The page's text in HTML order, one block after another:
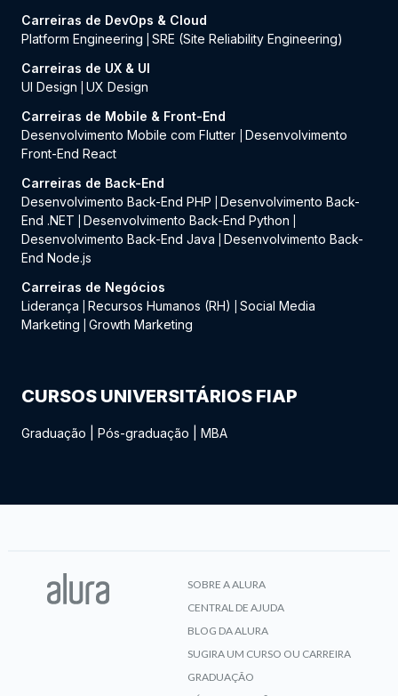
Carreiras de DevOps & Cloud
Platform Engineering
SRE (Site Reliability Engineering)
Carreiras de UX & UI
UI Design
UX Design
Carreiras de Mobile & Front-End
Desenvolvimento Mobile com Flutter
Desenvolvimento
Front-End React
Carreiras de Back-End
Desenvolvimento Back-End PHP
Desenvolvimento Back-
End .NET
Desenvolvimento Back-End Python
Desenvolvimento Back-End Java
Desenvolvimento Back-
End Node.js
Carreiras de Negócios
Liderança
Recursos Humanos (RH)
Social Media
Marketing
Growth Marketing
CURSOS UNIVERSITÁRIOS FIAP
Graduação Pós-graduação MBA
SOBRE A ALURA
CENTRAL DE AJUDA
BLOG DA ALURA
SUGIRA UM CURSO OU CARREIRA
GRADUAÇÃO